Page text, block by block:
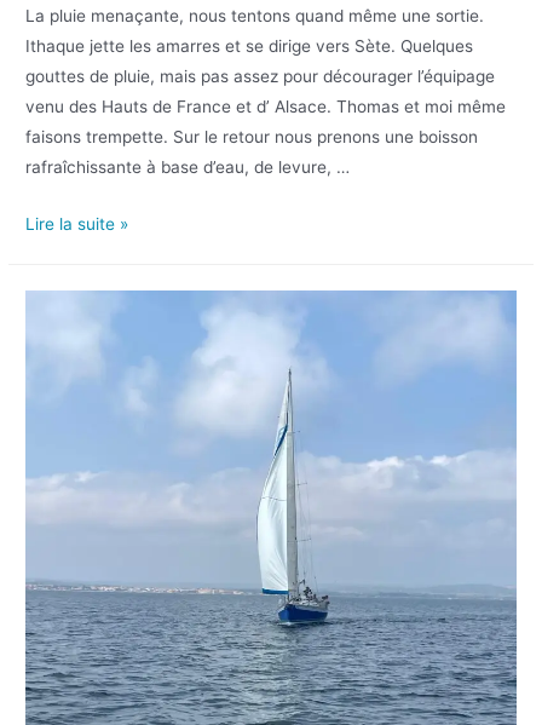
La pluie menaçante, nous tentons quand même une sortie.
Ithaque jette les amarres et se dirige vers Sète. Quelques
gouttes de pluie, mais pas assez pour décourager l’équipage
venu des Hauts de France et d’ Alsace. Thomas et moi même
faisons trempette. Sur le retour nous prenons une boisson
rafraîchissante à base d’eau, de levure, …
Lire la suite »